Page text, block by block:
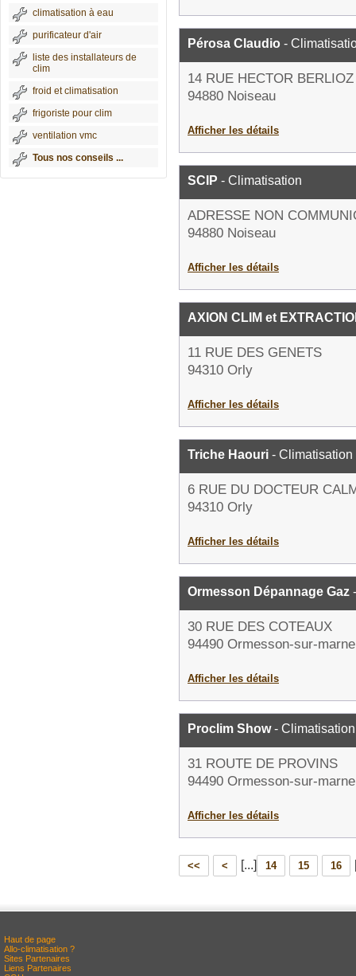
climatisation à eau
purificateur d'air
liste des installateurs de
clim
froid et climatisation
frigoriste pour clim
ventilation vmc
Tous nos conseils ...
Pérosa Claudio -
14 RUE HECTOR BERLIOZ
94880 Noiseau
Afficher les détails
SCIP - Climatisation
ADRESSE NON
94880 Noiseau
Afficher les détails
AXION CLIM et
11 RUE DES GENETS
94310 Orly
Afficher les détails
Triche Haouri - Climatisation
6 RUE DU DOCTEUR
94310 Orly
Afficher les détails
Ormesson Dépannage Gaz
30 RUE DES COTEAUX
94490 Ormesson-sur-marne
Afficher les détails
Proclim Show- Climatisation
31 ROUTE DE PROVINS
94490 Ormesson-sur-marne
Afficher les détails
<< < [...] 14 15 16
Haut de page
Allo-climatisation ?
Sites Partenaires
Liens Partenaires